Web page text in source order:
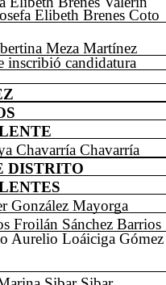
Elibeth Brenes Coto
Meza Martínez
inscribió candidatura
Chavarría Chavarría
DISTRITO
González Mayorga
Froilán Sánchez Barrios
Aurelio Loáiciga Gómez